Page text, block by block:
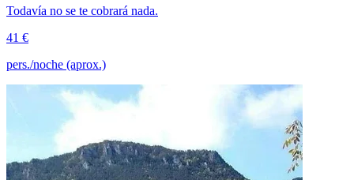
Todavía no se te cobrará nada.
41 €
pers./noche (aprox.)